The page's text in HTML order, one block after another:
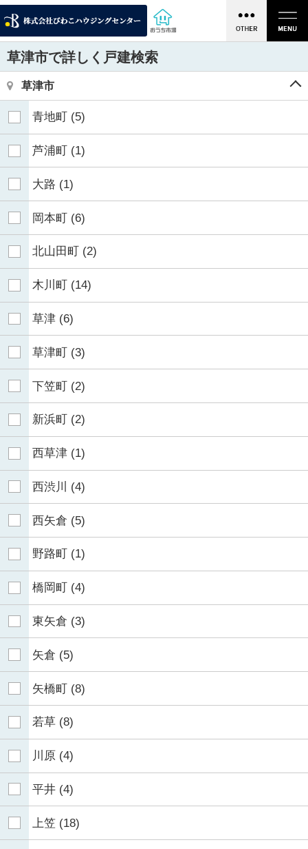
草津市で詳しく戸建検索
草津市
青地町 (5)
芦浦町 (1)
大路 (1)
岡本町 (6)
北山田町 (2)
木川町 (14)
草津 (6)
草津町 (3)
下笠町 (2)
新浜町 (2)
西草津 (1)
西渋川 (4)
西矢倉 (5)
野路町 (1)
橋岡町 (4)
東矢倉 (3)
矢倉 (5)
矢橋町 (8)
若草 (8)
川原 (4)
平井 (4)
上笠 (18)